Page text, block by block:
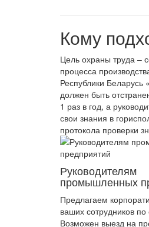
Кому
Цель охраны труда –
процесса
Республики Беларусь
должен быть
1 раз в год, а
свои знания в
протокола проверки
Руководителям
промышленных
Предлагаем
ваших сотрудников
Возможен выезд на